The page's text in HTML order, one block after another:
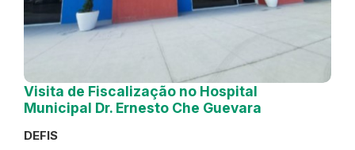
Visita de Fiscalização no Hospital
Municipal Dr. Ernesto Che Guevara
DEFIS